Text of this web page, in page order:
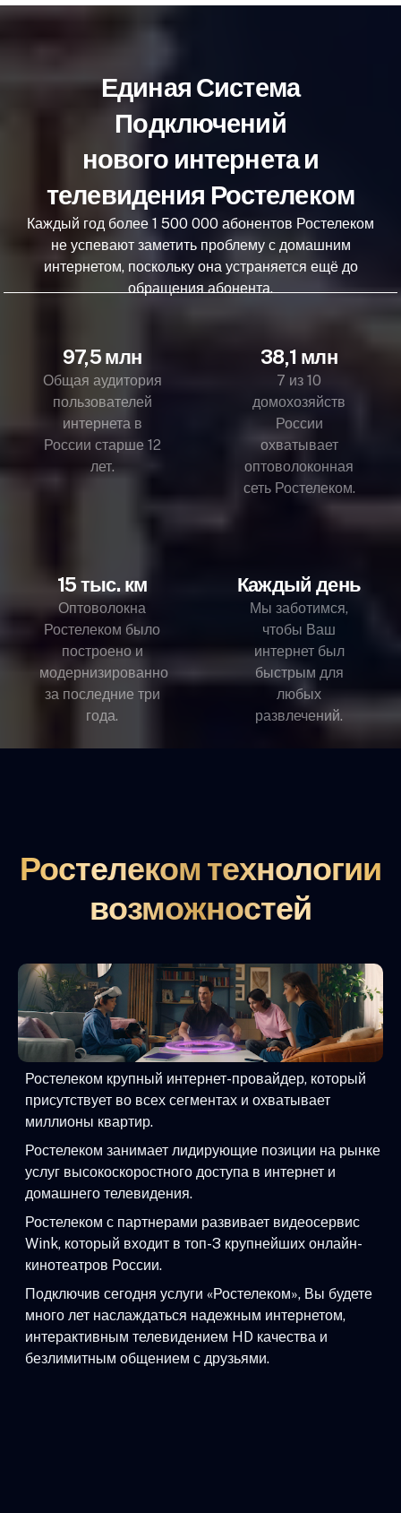
Единая Система
Подключений
нового интернета и
телевидения Ростелеком
Каждый год более 1 500 000 абонентов Ростелеком
не успевают заметить проблему с домашним
интернетом, поскольку она устраняется ещё до
обращения абонента.
97,5 млн
Общая аудитория
пользователей
интернета в
России старше 12
лет.
38,1 млн
7 из 10
домохозяйств
России
охватывает
оптоволоконная
сеть Ростелеком.
15 тыс. км
Оптоволокна
Ростелеком было
построено и
модернизированно
за последние три
года.
Каждый день
Мы заботимся,
чтобы Ваш
интернет был
быстрым для
любых
развлечений.
Ростелеком технологии
возможностей
Ростелеком крупный интернет-провайдер, который
присутствует во всех сегментах и охватывает
миллионы квартир.
Ростелеком занимает лидирующие позиции на рынке
услуг высокоскоростного доступа в интернет и
домашнего телевидения.
Ростелеком с партнерами развивает видеосервис
Wink, который входит в топ-3 крупнейших онлайн-
кинотеатров России.
Подключив сегодня услуги «Ростелеком», Вы будете
много лет наслаждаться надежным интернетом,
интерактивным телевидением HD качества и
безлимитным общением с друзьями.